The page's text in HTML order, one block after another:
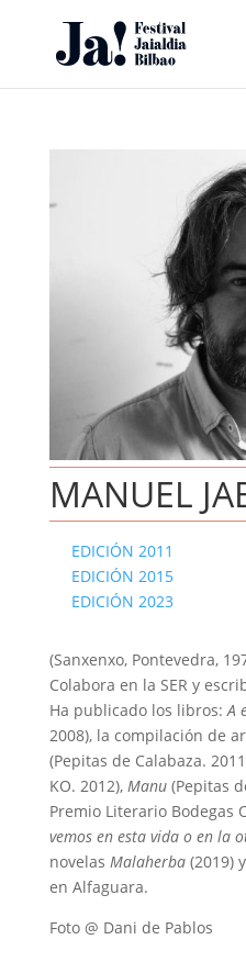
MANUEL
EDICIÓN 2011
EDICIÓN 2015
EDICIÓN 2023
(Sanxenxo, Pontevedra,
Colabora en la SER y
Ha publicado los libros:A
2008), la compilación de
(Pepitas de Calabaza.
KO. 2012), Manu(Pepitas
Premio Literario Bodegas
vemos en esta vida o en la
novelas Malaherba(2019) y
en Alfaguara.
Foto @ Dani de Pablos